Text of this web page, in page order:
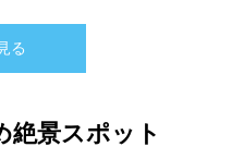
る
絶景スポット